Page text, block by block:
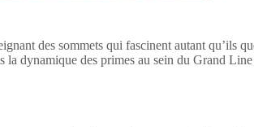
des sommets qui fascinent autant qu’ils
dynamique des primes au sein du Grand